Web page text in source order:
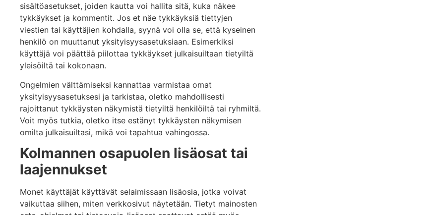
sisältöasetukset, joiden kautta voi hallita sitä, kuka näkee
tykkäykset ja kommentit. Jos et näe tykkäyksiä tiettyjen
viestien tai käyttäjien kohdalla, syynä voi olla se, että kyseinen
henkilö on muuttanut yksityisyysasetuksiaan. Esimerkiksi
käyttäjä voi päättää piilottaa tykkäykset julkaisuiltaan tietyiltä
yleisöiltä tai kokonaan.
Ongelmien välttämiseksi kannattaa varmistaa omat
yksityisyysasetuksesi ja tarkistaa, oletko mahdollisesti
rajoittanut tykkäysten näkymistä tietyiltä henkilöiltä tai ryhmiltä.
Voit myös tutkia, oletko itse estänyt tykkäysten näkymisen
omilta julkaisuiltasi, mikä voi tapahtua vahingossa.
Kolmannen osapuolen lisäosat tai
laajennukset
Monet käyttäjät käyttävät selaimissaan lisäosia, jotka voivat
vaikuttaa siihen, miten verkkosivut näytetään. Tietyt mainosten